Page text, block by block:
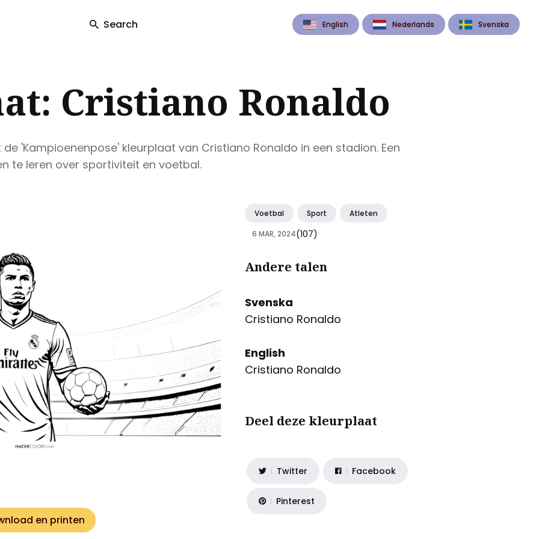
Search English Nederlands Svenska
Cristiano Ronaldo
'Kampioenenpose' kleurplaat van Cristiano Ronaldo in een stadion. Een
te leren over sportiviteit en voetbal.
en printen
Voetbal Sport Atleten
6 MAR, 2024(107)
Andere talen
Svenska
Cristiano Ronaldo
English
Cristiano Ronaldo
Deel deze kleurplaat
Twitter Facebook
Pinterest